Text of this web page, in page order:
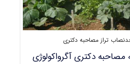
تراز مصاحبه دکتری
دکتری آگرواکولوژی